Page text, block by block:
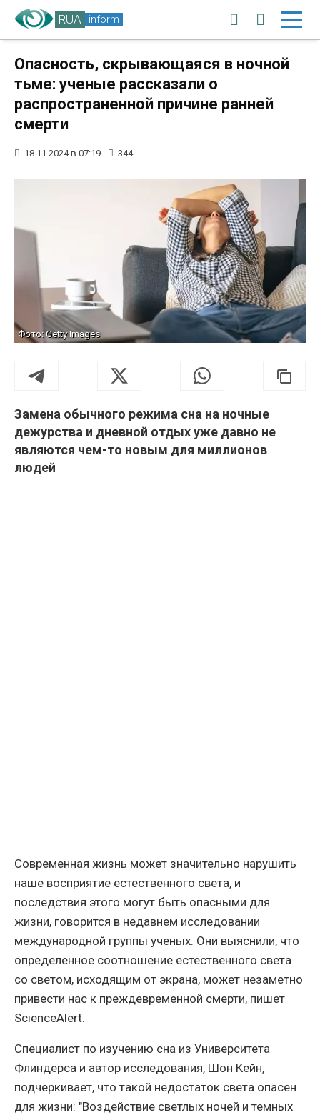
RUA inform
Опасность, скрывающаяся в ночной
тьме: ученые рассказали о
распространенной причине ранней
смерти
18.11.2024 в 07:19 344
Фото: Getty Images
Замена обычного режима сна на ночные
дежурства и дневной отдых уже давно не
являются чем-то новым для миллионов
людей
Современная жизнь может значительно нарушить
наше восприятие естественного света, и
последствия этого могут быть опасными для
жизни, говорится в недавнем исследовании
международной группы ученых. Они выяснили, что
определенное соотношение естественного света
со светом, исходящим от экрана, может незаметно
привести нас к преждевременной смерти, пишет
ScienceAlert.
Специалист по изучению сна из Университета
Флиндерса и автор исследования, Шон Кейн,
подчеркивает, что такой недостаток света опасен
для жизни: "Воздействие светлых ночей и темных